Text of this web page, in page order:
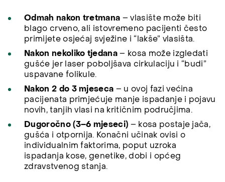
Odmah nakon tretmana – vlasište može biti
blago crveno, ali istovremeno pacijenti često
primijete osjećaj svježine i “lakše” vlasišta.
Nakon nekoliko tjedana – kosa može izgledati
gušće jer laser poboljšava cirkulaciju i “budi”
uspavane folikule.
Nakon 2 do 3 mjeseca – u ovoj fazi većina
pacijenata primjećuje manje ispadanje i pojavu
novih, tanjih vlasi na kritičnim područjima.
Dugoročno (3–6 mjeseci) – kosa postaje jača,
gušća i otpornija. Konačni učinak ovisi o
individualnim faktorima, poput uzroka
ispadanja kose, genetike, dobi i općeg
zdravstvenog stanja.